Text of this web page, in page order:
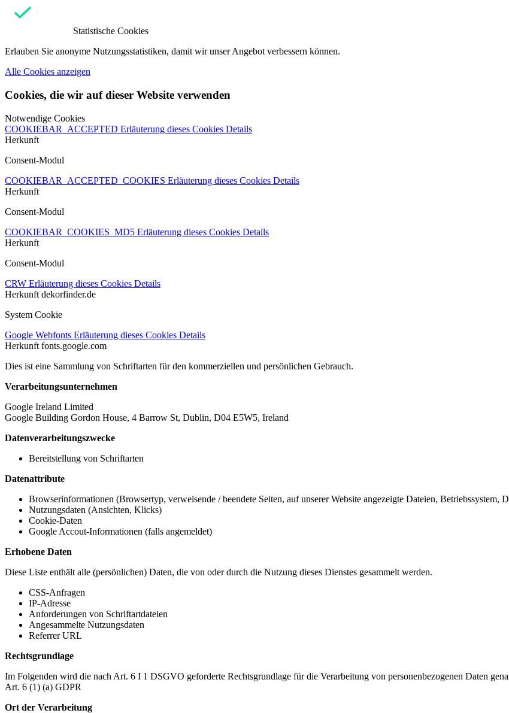
Statistische Cookies
Erlauben Sie anonyme Nutzungsstatistiken, damit wir unser Angebot verbessern können.
Alle Cookies anzeigen
Cookies, die wir auf dieser Website verwenden
Notwendige Cookies
COOKIEBAR_ACCEPTED Erläuterung dieses Cookies Details
Herkunft
Consent-Modul
COOKIEBAR_ACCEPTED_COOKIES Erläuterung dieses Cookies Details
Herkunft
Consent-Modul
COOKIEBAR_COOKIES_MD5 Erläuterung dieses Cookies Details
Herkunft
Consent-Modul
CRW Erläuterung dieses Cookies Details
Herkunft dekorfinder.de
System Cookie
Google Webfonts Erläuterung dieses Cookies Details
Herkunft fonts.google.com
Dies ist eine Sammlung von Schriftarten für den kommerziellen und persönlichen Gebrauch.
Verarbeitungsunternehmen
Google Ireland Limited
Google Building Gordon House, 4 Barrow St, Dublin, D04 E5W5, Ireland
Datenverarbeitungszwecke
Bereitstellung von Schriftarten
Datenattribute
Browserinformationen (Browsertyp, verweisende / beendete Seiten, auf unserer Website angezeigte Dateien, Betriebssystem,
Nutzungsdaten (Ansichten, Klicks)
Cookie-Daten
Google Accout-Informationen (falls angemeldet)
Erhobene Daten
Diese Liste enthält alle (persönlichen) Daten, die von oder durch die Nutzung dieses Dienstes gesammelt werden.
CSS-Anfragen
IP-Adresse
Anforderungen von Schriftartdateien
Angesammelte Nutzungsdaten
Referrer URL
Rechtsgrundlage
Im Folgenden wird die nach Art. 6 I 1 DSGVO geforderte Rechtsgrundlage für die Verarbeitung von personenbezogenen Daten
Art. 6 (1) (a) GDPR
Ort der Verarbeitung